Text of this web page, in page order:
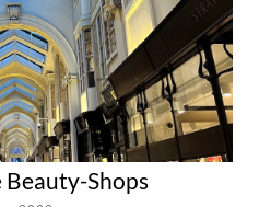
Beauty-Shops